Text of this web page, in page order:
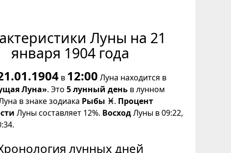
Луны на 21
января 1904 года
в 12:00 Луна находится в
Луна». Это 5 лунный день в лунном
в знаке зодиака Рыбы ♓. Процент
Луны составляет 12%. ВосходЛуны в 09:22,
лунных дней